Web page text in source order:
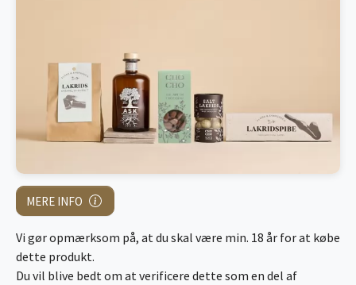
MERE INFO
Vi gør opmærksom på, at du skal være min. 18 år for at købe
dette produkt.
Du vil blive bedt om at verificere dette som en del af